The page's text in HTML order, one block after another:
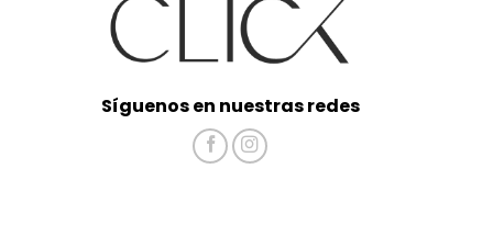
Síguenos en nuestras redes